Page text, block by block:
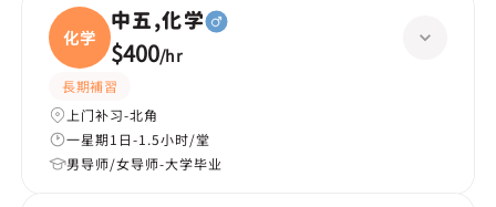
化学
中五,化学
$400/hr
長期補習
上门补习-北角
一星期1日-1.5小时/堂
男导师/女导师-大学毕业